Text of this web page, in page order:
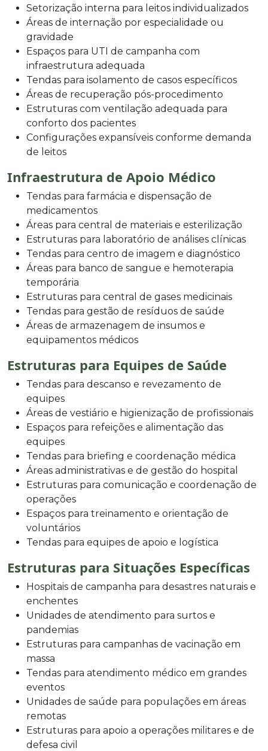
Setorização interna para leitos individualizados
Áreas de internação por especialidade ou
gravidade
Espaços para UTI de campanha com
infraestrutura adequada
Tendas para isolamento de casos específicos
Áreas de recuperação pós-procedimento
Estruturas com ventilação adequada para
conforto dos pacientes
Configurações expansíveis conforme demanda
de leitos
Infraestrutura de Apoio Médico
Tendas para farmácia e dispensação de
medicamentos
Áreas para central de materiais e esterilização
Estruturas para laboratório de análises clínicas
Tendas para centro de imagem e diagnóstico
Áreas para banco de sangue e hemoterapia
temporária
Estruturas para central de gases medicinais
Tendas para gestão de resíduos de saúde
Áreas de armazenagem de insumos e
equipamentos médicos
Estruturas para Equipes de Saúde
Tendas para descanso e revezamento de
equipes
Áreas de vestiário e higienização de profissionais
Espaços para refeições e alimentação das
equipes
Tendas para briefing e coordenação médica
Áreas administrativas e de gestão do hospital
Estruturas para comunicação e coordenação de
operações
Espaços para treinamento e orientação de
voluntários
Tendas para equipes de apoio e logística
Estruturas para Situações Específicas
Hospitais de campanha para desastres naturais e
enchentes
Unidades de atendimento para surtos e
pandemias
Estruturas para campanhas de vacinação em
massa
Tendas para atendimento médico em grandes
eventos
Unidades de saúde para populações em áreas
remotas
Estruturas para apoio a operações militares e de
defesa civil